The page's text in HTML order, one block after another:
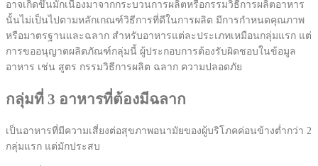
อาจเกิดขึ้นมักเนื่องมาจากกระบวนการผลิตหรือกรรมวิธีการผลิตอาหาร
นั้นไม่เป็นไปตามหลักเกณฑ์วิธีการที่ดีในการผลิต มีการกำหนดคุณภาพ
หรือมาตรฐานและฉลาก สำหรับอาหารแต่ละประเภทเหมือนกลุ่มแรก แต่
การขออนุญาตผลิตภัณฑ์กลุ่มนี้ ผู้ประกอบการต้องรับผิดชอบในข้อมูล
อาหาร เช่น สูตร กรรมวิธีการผลิต ฉลาก ความปลอดภัย
กลุ่มที่ 3 อาหารที่ต้องมีฉลาก
เป็นอาหารที่มีความเสี่ยงต่อสุขภาพอนามัยของผู้บริโภคค่อนข้างต่ำกว่า 2
กลุ่มแรก แต่มักประสบ